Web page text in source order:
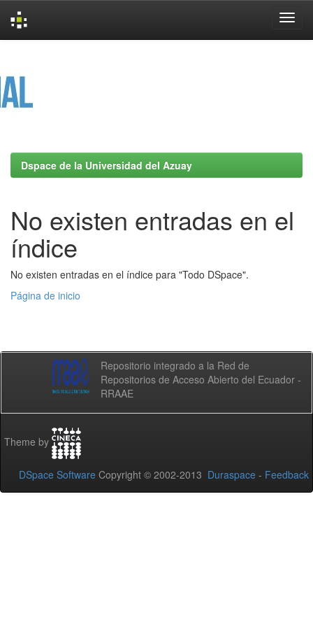
Dspace de la Universidad del Azuay
No existen entradas en el
índice
No existen entradas en el índice para "Todo DSpace".
Página de inicio
Repositorio integrado a la Red de
Repositorios de Acceso Abierto del Ecuador -
RRAAE
Theme by
DSpace Software Copyright © 2002-2013 Duraspace - Feedback